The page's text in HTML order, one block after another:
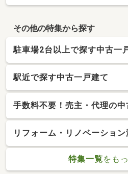
その他の特集から探す
駐車場2台以上で探す中古一
駅近で探す中古一戸建て
手数料不要！売主・代理の中
リフォーム・リノベーショ
特集一覧をも